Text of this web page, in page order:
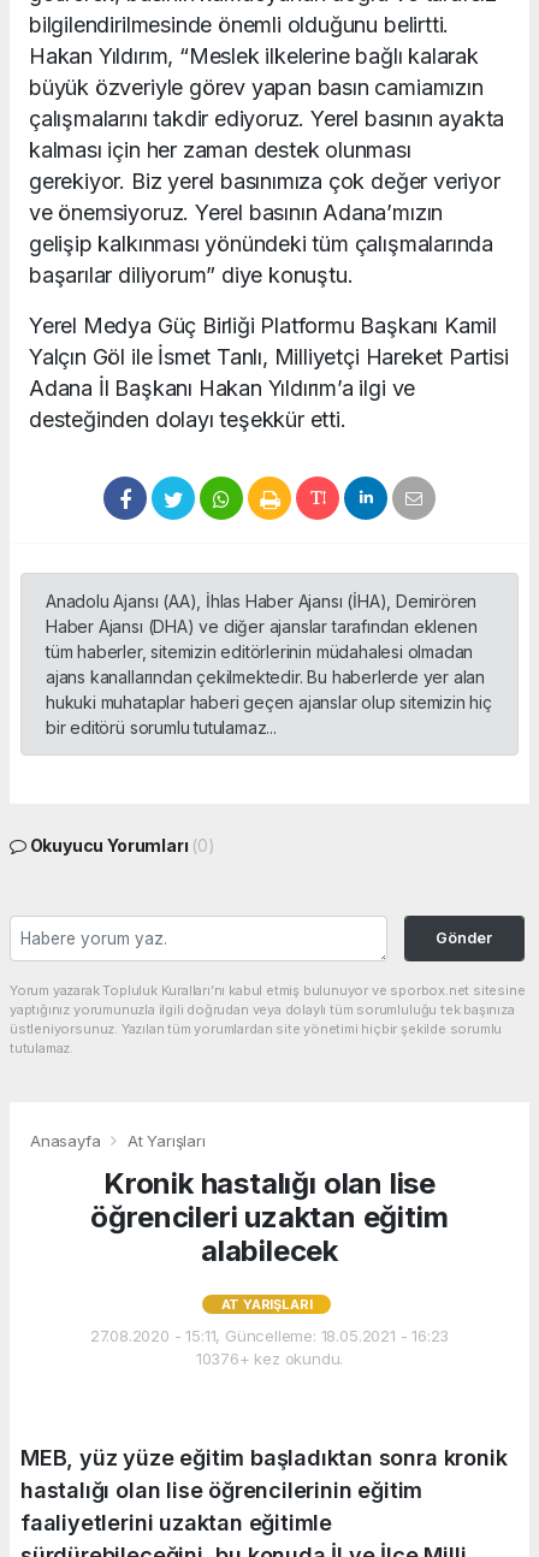
bilgilendirilmesinde önemli olduğunu belirtti.
Hakan Yıldırım, “Meslek ilkelerine bağlı kalarak
büyük özveriyle görev yapan basın camiamızın
çalışmalarını takdir ediyoruz. Yerel basının ayakta
kalması için her zaman destek olunması
gerekiyor. Biz yerel basınımıza çok değer veriyor
ve önemsiyoruz. Yerel basının Adana’mızın
gelişip kalkınması yönündeki tüm çalışmalarında
başarılar diliyorum” diye konuştu.
Yerel Medya Güç Birliği Platformu Başkanı Kamil
Yalçın Göl ile İsmet Tanlı, Milliyetçi Hareket Partisi
Adana İl Başkanı Hakan Yıldırım’a ilgi ve
desteğinden dolayı teşekkür etti.
Anadolu Ajansı (AA), İhlas Haber Ajansı (İHA), Demirören
Haber Ajansı (DHA) ve diğer ajanslar tarafından eklenen
tüm haberler, sitemizin editörlerinin müdahalesi olmadan
ajans kanallarından çekilmektedir. Bu haberlerde yer alan
hukuki muhataplar haberi geçen ajanslar olup sitemizin hiç
bir editörü sorumlu tutulamaz...
Okuyucu Yorumları (0)
Gönder
Yorum yazarak Topluluk Kuralları’nı kabul etmiş bulunuyor ve sporbox.net sitesine
yaptığınız yorumunuzla ilgili doğrudan veya dolaylı tüm sorumluluğu tek başınıza
üstleniyorsunuz. Yazılan tüm yorumlardan site yönetimi hiçbir şekilde sorumlu
tutulamaz.
Anasayfa At Yarışları
Kronik hastalığı olan lise
öğrencileri uzaktan eğitim
alabilecek
AT YARIŞLARI
27.08.2020 - 15:11, Güncelleme: 18.05.2021 - 16:23
10376+ kez okundu.
MEB, yüz yüze eğitim başladıktan sonra kronik
hastalığı olan lise öğrencilerinin eğitim
faaliyetlerini uzaktan eğitimle